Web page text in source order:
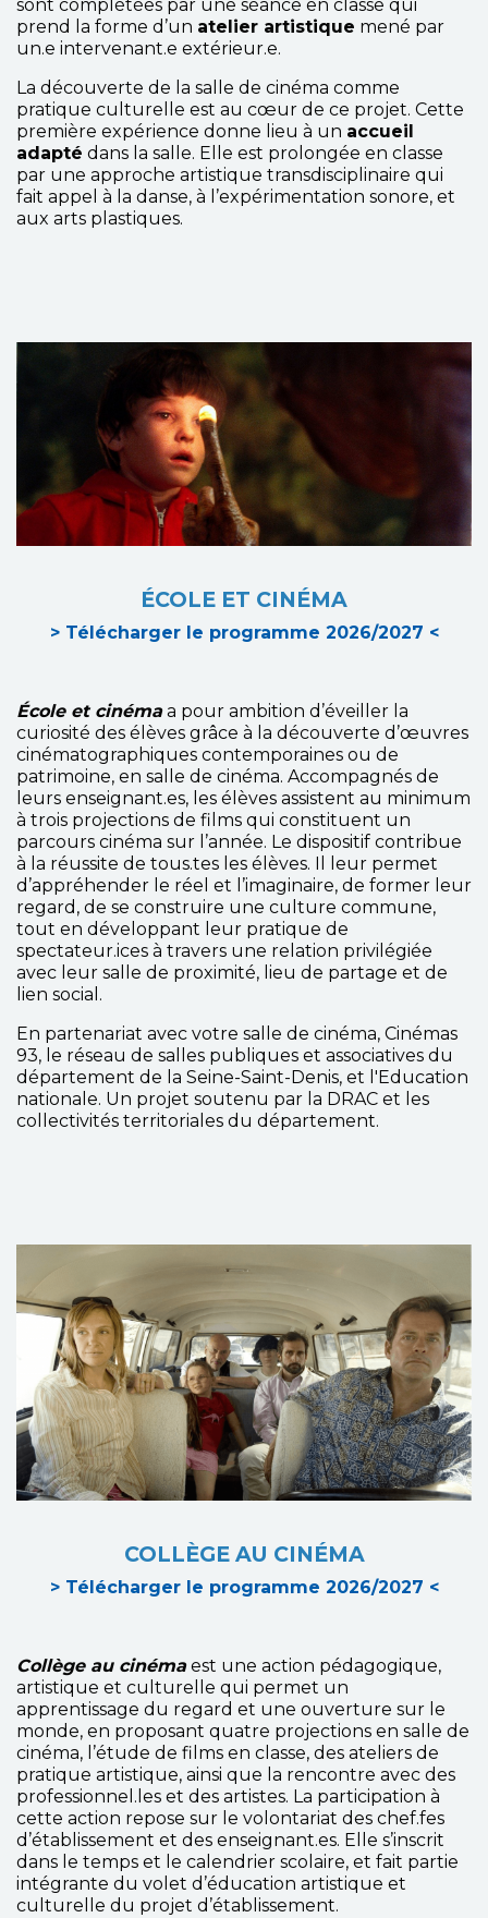
sont complétées par une séance en classe qui
prend la forme d’un atelier artistique mené par
un.e intervenant.e extérieur.e.
La découverte de la salle de cinéma comme
pratique culturelle est au cœur de ce projet. Cette
première expérience donne lieu à un accueil
adapté dans la salle. Elle est prolongée en classe
par une approche artistique transdisciplinaire qui
fait appel à la danse, à l’expérimentation sonore, et
aux arts plastiques.
ÉCOLE ET CINÉMA
> Télécharger le programme 2026/2027 <
École et cinémaa pour ambition d’éveiller la
curiosité des élèves grâce à la découverte d’œuvres
cinématographiques contemporaines ou de
patrimoine, en salle de cinéma. Accompagnés de
leurs enseignant.es, les élèves assistent au minimum
à trois projections de films qui constituent un
parcours cinéma sur l’année. Le dispositif contribue
à la réussite de tous.tes les élèves. Il leur permet
d’appréhender le réel et l’imaginaire, de former leur
regard, de se construire une culture commune,
tout en développant leur pratique de
spectateur.ices à travers une relation privilégiée
avec leur salle de proximité, lieu de partage et de
lien social.
En partenariat avec votre salle de cinéma, Cinémas
93, le réseau de salles publiques et associatives du
département de la Seine-Saint-Denis, et l'Education
nationale. Un projet soutenu par la DRAC et les
collectivités territoriales du département.
COLLÈGE AU CINÉMA
> Télécharger le programme 2026/2027 <
Collège au cinémaest une action pédagogique,
artistique et culturelle qui permet un
apprentissage du regard et une ouverture sur le
monde, en proposant quatre projections en salle de
cinéma, l’étude de films en classe, des ateliers de
pratique artistique, ainsi que la rencontre avec des
professionnel.les et des artistes. La participation à
cette action repose sur le volontariat des chef.fes
d’établissement et des enseignant.es. Elle s’inscrit
dans le temps et le calendrier scolaire, et fait partie
intégrante du volet d’éducation artistique et
culturelle du projet d’établissement.